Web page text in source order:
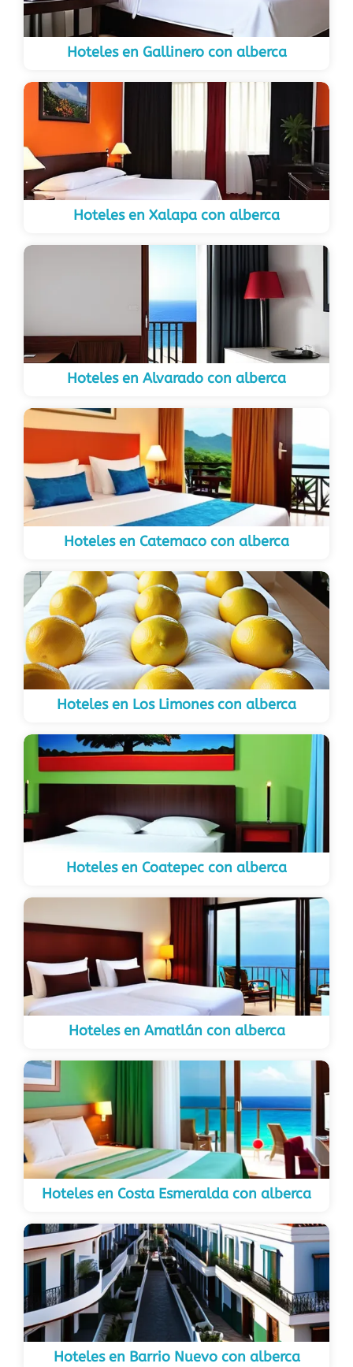
Hoteles en Gallinero con alberca
Hoteles en Xalapa con alberca
Hoteles en Alvarado con alberca
Hoteles en Catemaco con alberca
Hoteles en Los Limones con alberca
Hoteles en Coatepec con alberca
Hoteles en Amatlán con alberca
Hoteles en Costa Esmeralda con alberca
Hoteles en Barrio Nuevo con alberca